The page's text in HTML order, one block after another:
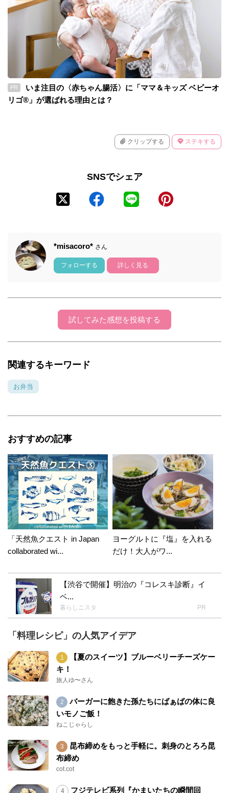
PR
いま注目の〈赤ちゃん腸活〉に「ママ＆キッズ ベビーオ
リゴ®」が選ばれる理由とは？
クリップする ステキする
SNSでシェア
*misacoro* さん
フォローする 詳しく見る
試してみた感想を投稿する
関連するキーワード
お弁当
おすすめの記事
「天然魚クエスト in Japan
collaborated wi...
ヨーグルトに『塩』を入れる
だけ！大人がワ...
【渋谷で開催】明治の『コレスキ診断』イ
ベ...
暮らしニスタ PR
「料理レシピ」の人気アイデア
【夏のスイーツ】ブルーベリーチーズケー
キ！
旅人ゆ〜さん
バーガーに飽きた孫たちにばぁばの体に良
いモノご飯！
ねこじゃらし
昆布締めをもっと手軽に。刺身のとろろ昆
布締め
cot.cot
フジテレビ系列『かまいたちの瞬間回